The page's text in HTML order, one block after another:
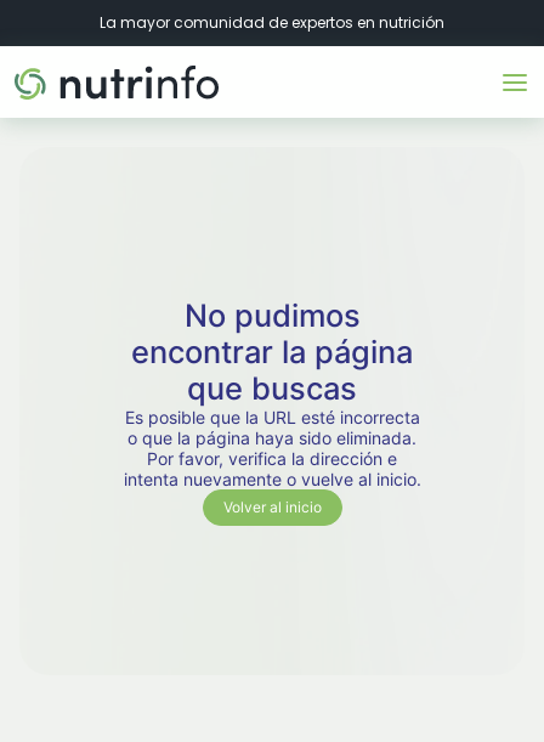
La mayor comunidad de expertos en nutrición
No pudimos
encontrar la página
que buscas
Es posible que la URL esté incorrecta
o que la página haya sido eliminada.
Por favor, verifica la dirección e
intenta nuevamente o vuelve al inicio.
Volver al inicio